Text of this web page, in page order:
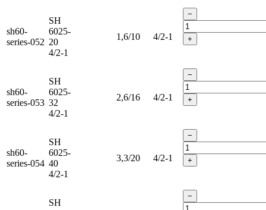
sh60-
series-052
SH
6025-
20
4/2-1
1,6/10 4/2-1
−
+
sh60-
series-053
SH
6025-
32
4/2-1
2,6/16 4/2-1
−
+
sh60-
series-054
SH
6025-
40
4/2-1
3,3/20 4/2-1
−
+
SH
−